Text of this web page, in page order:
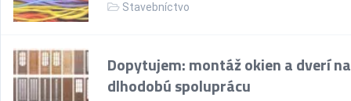
Stavebníctvo
Dopytujem: montáž okien a dverí na
dlhodobú spoluprácu